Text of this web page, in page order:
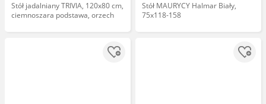
Stół jadalniany TRIVIA, 120x80 cm,
ciemnoszara podstawa, orzech
Stół MAURYCY Halmar Biały,
75x118-158